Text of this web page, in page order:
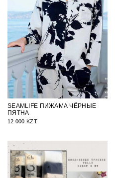
SEAMLIFE ПИЖАМА ЧЁРНЫЕ
ПЯТНА
12 000 KZT